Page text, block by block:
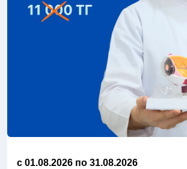
c 01.08.2026 по 31.08.2026